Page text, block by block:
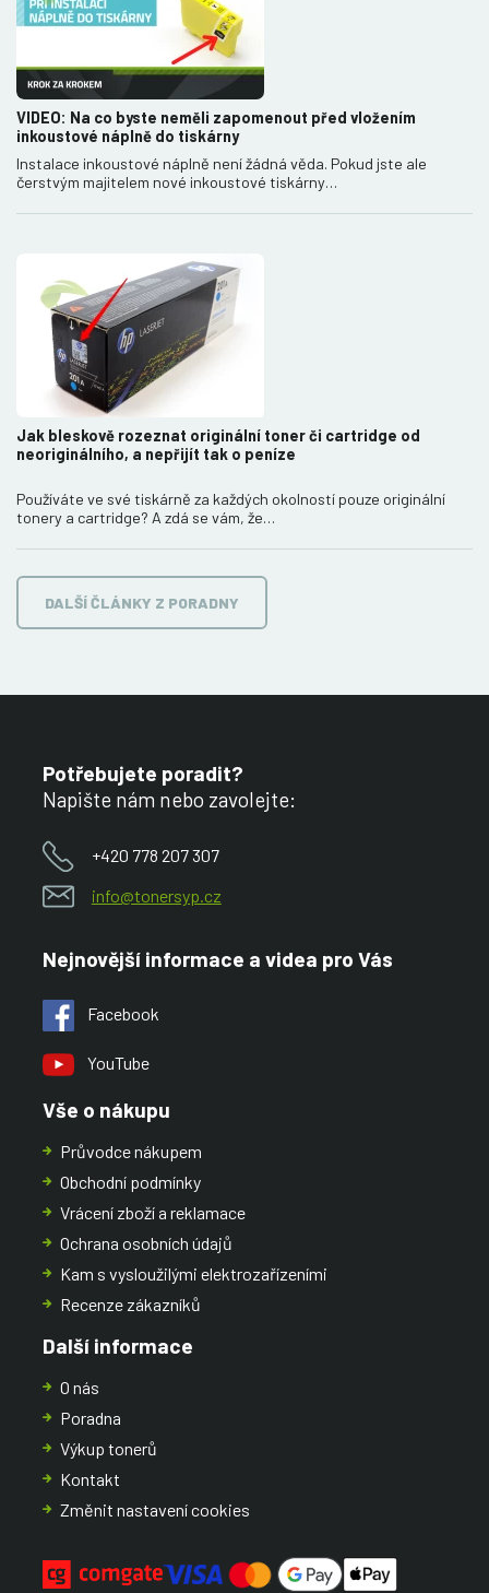
VIDEO: Na co byste neměli zapomenout před vložením
inkoustové náplně do tiskárny
Instalace inkoustové náplně není žádná věda. Pokud jste ale
čerstvým majitelem nové inkoustové tiskárny…
Jak bleskově rozeznat originální toner či cartridge od
neoriginálního, a nepřijít tak o peníze
Používáte ve své tiskárně za každých okolností pouze originální
tonery a cartridge? A zdá se vám, že…
DALŠÍ ČLÁNKY Z PORADNY
Potřebujete poradit?
Napište nám nebo zavolejte:
+420 778 207 307
info@tonersyp.cz
Nejnovější informace a videa pro Vás
Facebook
YouTube
Vše o nákupu
Průvodce nákupem
Obchodní podmínky
Vrácení zboží a reklamace
Ochrana osobních údajů
Kam s vysloužilými elektrozařízeními
Recenze zákazníků
Další informace
O nás
Poradna
Výkup tonerů
Kontakt
Změnit nastavení cookies